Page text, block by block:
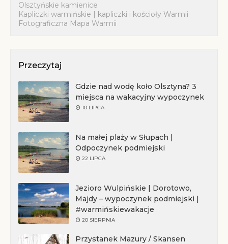
Olsztyńskie kamienice
Kapliczki warmińskie | kapliczki i kościoły Warmii
Fotograficzna Mapa Warmii
Przeczytaj
Gdzie nad wodę koło Olsztyna? 3
miejsca na wakacyjny wypoczynek
10 LIPCA
Na małej plaży w Słupach |
Odpoczynek podmiejski
22 LIPCA
Jezioro Wulpińskie | Dorotowo,
Majdy – wypoczynek podmiejski |
#warmińskiewakacje
20 SIERPNIA
Przystanek Mazury / Skansen